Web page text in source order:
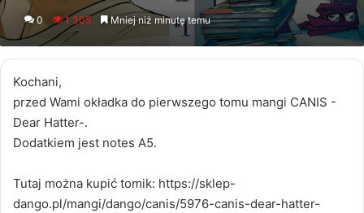
an
email
0 1 305 Mniej niż minutę temu
Kochani,
przed Wami okładka do pierwszego tomu mangi CANIS -
Dear Hatter-.
Dodatkiem jest notes A5.
Tutaj można kupić tomik: https://sklep-
dango.pl/mangi/dango/canis/5976-canis-dear-hatter-